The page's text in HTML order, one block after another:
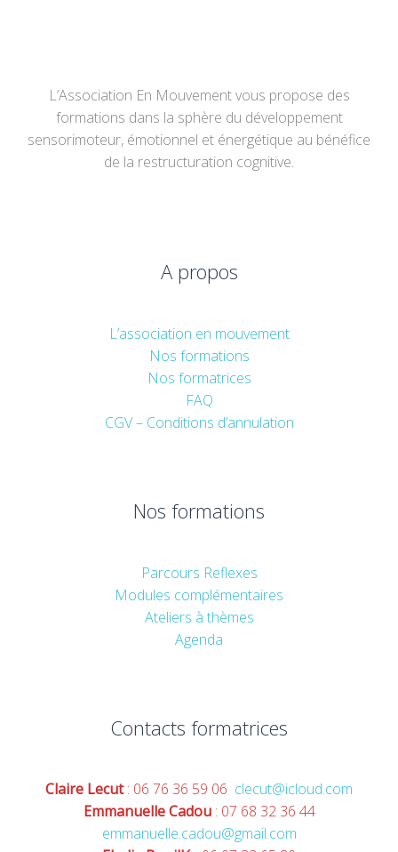
L’Association En Mouvement vous propose des
formations dans la sphère du développement
sensorimoteur, émotionnel et énergétique au bénéfice
de la restructuration cognitive.
A propos
L’association en mouvement
Nos formations
Nos formatrices
FAQ
CGV – Conditions d’annulation
Nos formations
Parcours Reflexes
Modules complémentaires
Ateliers à thèmes
Agenda
Contacts formatrices
Claire Lecut: 06 76 36 59 06 clecut@icloud.com
Emmanuelle Cadou: 07 68 32 36 44
emmanuelle.cadou@gmail.com